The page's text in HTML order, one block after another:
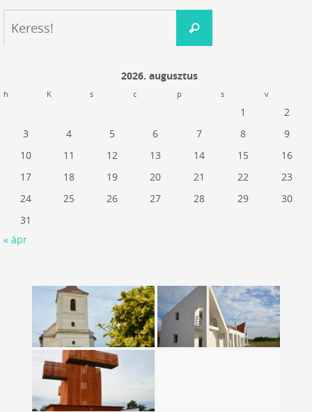
Keress!
2026. augusztus
h K s c p s v
1
2
3
4 5 6 7 8
9
10
11 12 13 14 15
16
17
18 19 20 21 22
23
24
25 26 27 28 29
30
31
« ápr